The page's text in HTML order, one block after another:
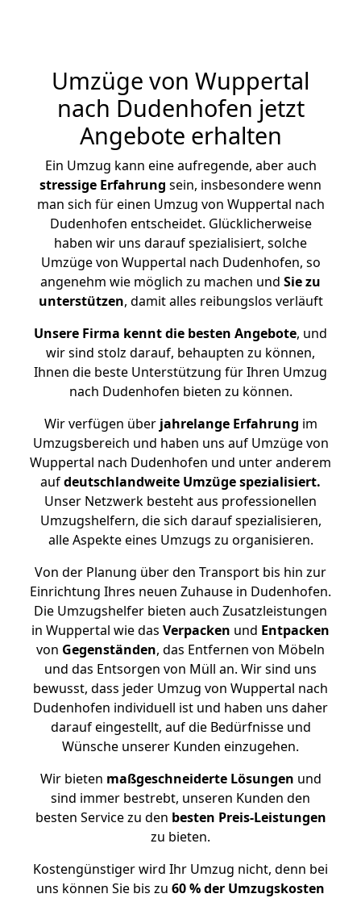
Umzüge von Wuppertal
nach Dudenhofen jetzt
Angebote erhalten
Ein Umzug kann eine aufregende, aber auch
stressige Erfahrung sein, insbesondere wenn
man sich für einen Umzug von Wuppertal nach
Dudenhofen entscheidet. Glücklicherweise
haben wir uns darauf spezialisiert, solche
Umzüge von Wuppertal nach Dudenhofen, so
angenehm wie möglich zu machen und Sie zu
unterstützen, damit alles reibungslos verläuft
Unsere Firma kennt die besten Angebote, und
wir sind stolz darauf, behaupten zu können,
Ihnen die beste Unterstützung für Ihren Umzug
nach Dudenhofen bieten zu können.
Wir verfügen überjahrelange Erfahrung im
Umzugsbereich und haben uns auf Umzüge von
Wuppertal nach Dudenhofen und unter anderem
aufdeutschlandweite Umzüge spezialisiert.
Unser Netzwerk besteht aus professionellen
Umzugshelfern, die sich darauf spezialisieren,
alle Aspekte eines Umzugs zu organisieren.
Von der Planung über den Transport bis hin zur
Einrichtung Ihres neuen Zuhause in Dudenhofen.
Die Umzugshelfer bieten auch Zusatzleistungen
in Wuppertal wie das Verpacken und Entpacken
von Gegenständen, das Entfernen von Möbeln
und das Entsorgen von Müll an. Wir sind uns
bewusst, dass jeder Umzug von Wuppertal nach
Dudenhofen individuell ist und haben uns daher
darauf eingestellt, auf die Bedürfnisse und
Wünsche unserer Kunden einzugehen.
Wir bieten maßgeschneiderte Lösungen und
sind immer bestrebt, unseren Kunden den
besten Service zu den besten Preis-Leistungen
zu bieten.
Kostengünstiger wird Ihr Umzug nicht, denn bei
uns können Sie bis zu 60 % der Umzugskosten